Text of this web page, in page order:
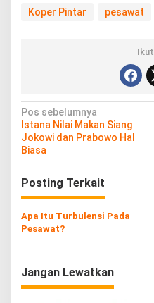
Koper Pintar pesawat
N
a
v
i
g
a
s
p
o
Pos sebelumnya
Istana Nilai Makan Siang
Jokowi dan Prabowo Hal
Biasa
Posting Terkait
Apa Itu Turbulensi Pada
Pesawat?
Jangan Lewatkan